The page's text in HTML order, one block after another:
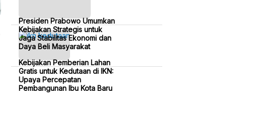
Presiden Prabowo Umumkan
Kebijakan Strategis untuk
Jaga Stabilitas Ekonomi dan
Daya Beli Masyarakat
Kebijakan Pemberian Lahan
Gratis untuk Kedutaan di IKN:
Upaya Percepatan
Pembangunan Ibu Kota Baru